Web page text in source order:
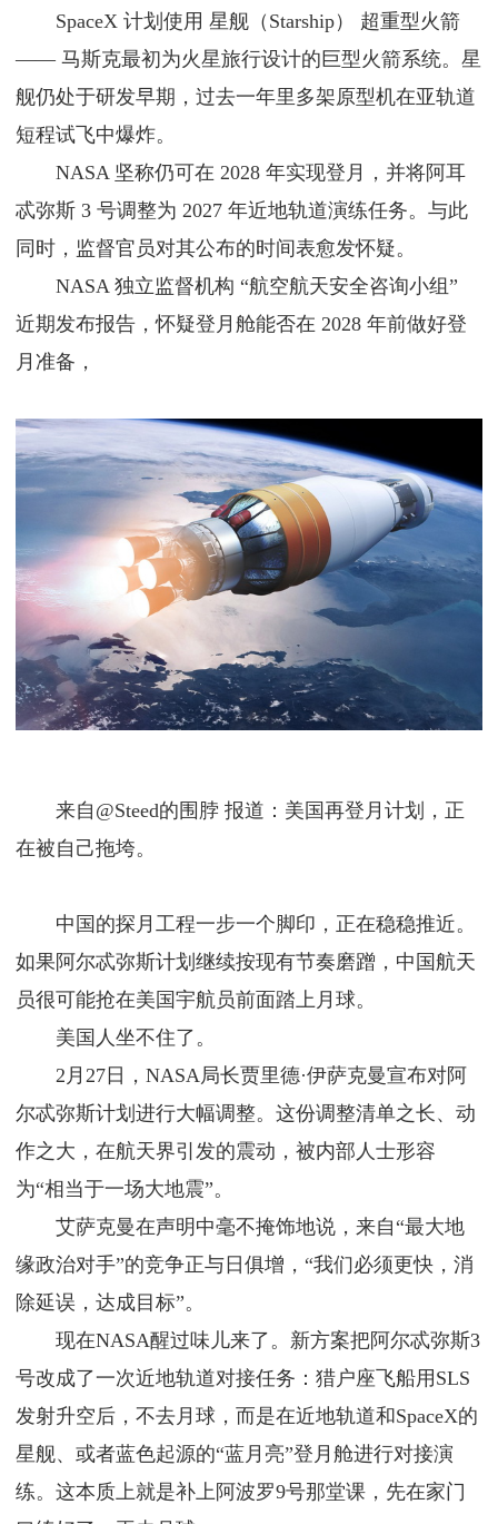
SpaceX 计划使用 星舰（Starship） 超重型火箭
—— 马斯克最初为火星旅行设计的巨型火箭系统。星
舰仍处于研发早期，过去一年里多架原型机在亚轨道
短程试飞中爆炸。
NASA 坚称仍可在 2028 年实现登月，并将阿耳
忒弥斯 3 号调整为 2027 年近地轨道演练任务。与此
同时，监督官员对其公布的时间表愈发怀疑。
NASA 独立监督机构 “航空航天安全咨询小组”
近期发布报告，怀疑登月舱能否在 2028 年前做好登
月准备，
来自@Steed的围脖 报道：美国再登月计划，正
在被自己拖垮。
中国的探月工程一步一个脚印，正在稳稳推近。
如果阿尔忒弥斯计划继续按现有节奏磨蹭，中国航天
员很可能抢在美国宇航员前面踏上月球。
美国人坐不住了。
2月27日，NASA局长贾里德·伊萨克曼宣布对阿
尔忒弥斯计划进行大幅调整。这份调整清单之长、动
作之大，在航天界引发的震动，被内部人士形容
为“相当于一场大地震”。
艾萨克曼在声明中毫不掩饰地说，来自“最大地
缘政治对手”的竞争正与日俱增，“我们必须更快，消
除延误，达成目标”。
现在NASA醒过味儿来了。新方案把阿尔忒弥斯3
号改成了一次近地轨道对接任务：猎户座飞船用SLS
发射升空后，不去月球，而是在近地轨道和SpaceX的
星舰、或者蓝色起源的“蓝月亮”登月舱进行对接演
练。这本质上就是补上阿波罗9号那堂课，先在家门